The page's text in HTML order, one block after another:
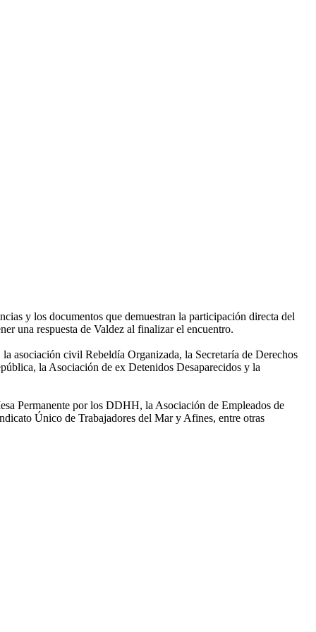
y los documentos que demuestran la participación directa del
una respuesta de Valdez al finalizar el encuentro.
asociación civil Rebeldía Organizada, la Secretaría de Derechos
la Asociación de ex Detenidos Desaparecidos y la
Permanente por los DDHH, la Asociación de Empleados de
Único de Trabajadores del Mar y Afines, entre otras